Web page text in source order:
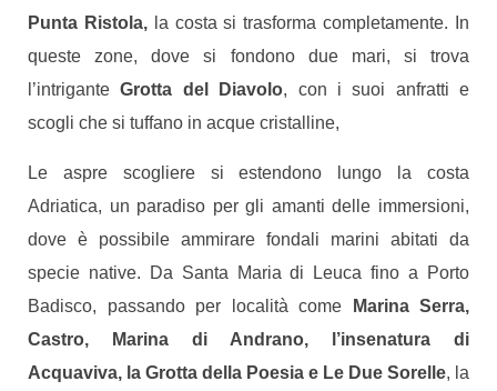
Punta Ristola, la costa si trasforma completamente. In
queste zone, dove si fondono due mari, si trova
l’intriganteGrotta del Diavolo, con i suoi anfratti e
scogli che si tuffano in acque cristalline,
Le aspre scogliere si estendono lungo la costa
Adriatica, un paradiso per gli amanti delle immersioni,
dove è possibile ammirare fondali marini abitati da
specie native. Da Santa Maria di Leuca fino a Porto
Badisco, passando per località come
Marina Serra,
Castro, Marina di Andrano, l’insenatura di
Acquaviva, la Grotta della Poesia e Le Due Sorelle, la